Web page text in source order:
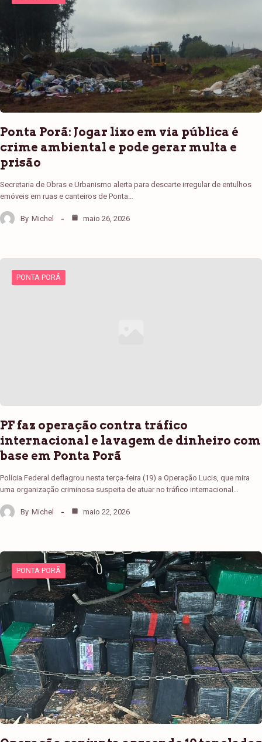
Ponta Porã: Jogar lixo em via pública é
crime ambiental e pode gerar multa e
prisão
Secretaria de Obras e Urbanismo alerta para descarte irregular de entulhos
emóveis em ruas e canteiros de Ponta…
By Michel maio 26, 2026
PONTA PORÃ
PF faz operação contra tráfico
internacional e lavagem de dinheiro com
base em Ponta Porã
Polícia Federal deflagrou nesta terça-feira (19) a Operação Lucis, que mira
uma organização criminosa suspeita de atuar no tráfico internacional…
By Michel maio 22, 2026
PONTA PORÃ